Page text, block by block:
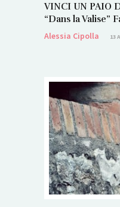
VINCI UN PAIO
“Dans la Valise”
Alessia Cipolla
13